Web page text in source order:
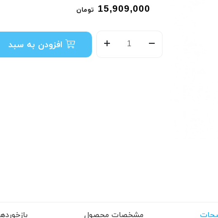
15,909,000 تومان
افزودن به سبد
مشخصات محصول